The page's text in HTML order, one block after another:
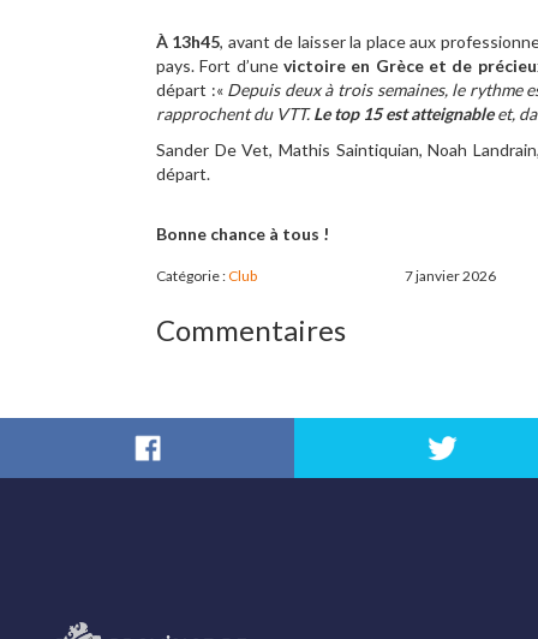
À 13h45, avant de laisser la place aux
pays. Fort d’une victoire en Grèce et de
départ :«Depuis deux à trois semaines, le rythme
rapprochent du VTT.Le top 15 est atteignableet,
Sander De Vet, Mathis Saintiquian, Noah
départ.
Bonne chance à tous !
Catégorie :Club 7 janvier 2026
Commentaires